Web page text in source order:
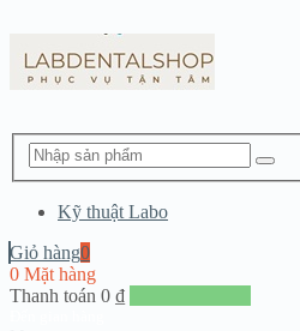
Kỹ thuật Labo
Giỏ hàng0
0 Mặt hàng
Thanh toán 0 ₫